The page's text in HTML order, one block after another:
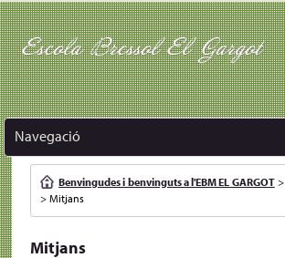
Escola Bressol El Gargot
Navegació
Benvingudes i benvinguts a l'EBM EL GARGOT
>Mitjans
Mitjans